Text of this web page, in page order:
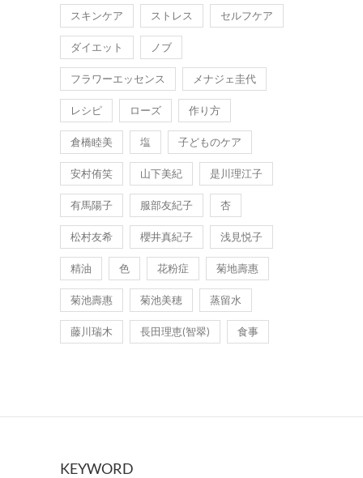
スキンケア ストレス セルフケア
ダイエット ノブ
フラワーエッセンス メナジェ圭代
レシピ ローズ 作り方
倉橋睦美 塩 子どものケア
安村侑笑 山下美紀 是川理江子
有馬陽子 服部友紀子 杏
松村友希 櫻井真紀子 浅見悦子
精油 色 花粉症 菊地壽惠
菊池壽惠 菊池美穂 蒸留水
藤川瑞木 長田理恵(智翠) 食事
KEYWORD